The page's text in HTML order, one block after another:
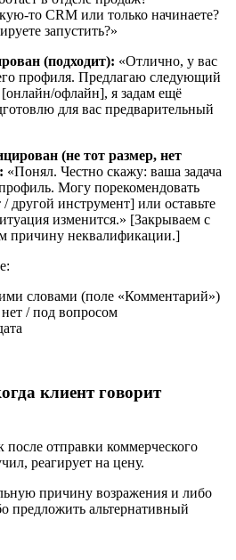
то CRM или только начинаете?
запустить?»
(подходит): «Отлично, у вас
профиля. Предлагаю следующий
офлайн], я задам ещё
для вас предварительный
(не тот размер, нет
«Понял. Честно скажу: ваша задача
Могу порекомендовать
другой инструмент] или оставьте
изменится.» [Закрываем с
причину неквалификации.]
словами (поле «Комментарий»)
/ под вопросом
клиент говорит
после отправки коммерческого
реагирует на цену.
причину возражения и либо
предложить альтернативный